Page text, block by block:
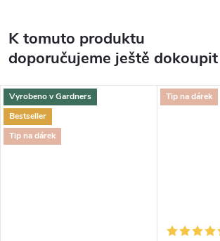
K tomuto produktu
doporučujeme ještě dokoupit
Vyrobeno v Gardners
Bestseller
Tip na dárek
Tip na dárek